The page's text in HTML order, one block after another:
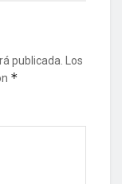
publicada. Los
*